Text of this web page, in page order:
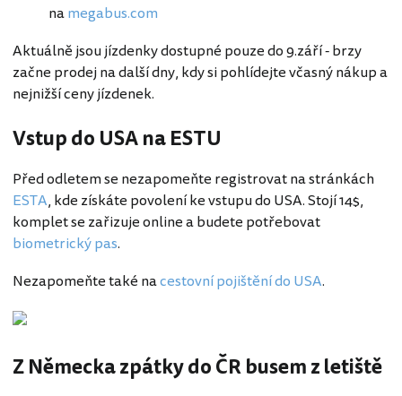
namegabus.com
Aktuálně jsou jízdenky dostupné pouze do 9.září - brzy
začne prodej na další dny, kdy si pohlídejte včasný nákup a
nejnižší ceny jízdenek.
Vstup do USA na ESTU
Před odletem se nezapomeňte registrovat na stránkách
ESTA, kde získáte povolení ke vstupu do USA. Stojí 14$,
komplet se zařizuje online a budete potřebovat
biometrický pas.
Nezapomeňte také nacestovní pojištění do USA.
Z Německa zpátky do ČR busem z letiště